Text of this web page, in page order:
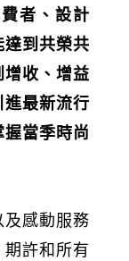
者、設計
到共榮共
收、增益
最新流行
當季時尚
感動服務
許和所有